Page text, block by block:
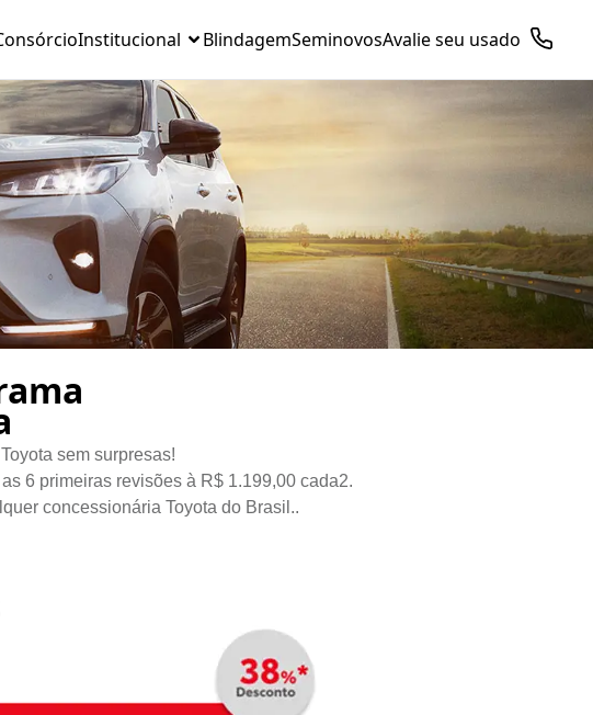
Institucional BlindagemSeminovosAvalie seu usado
sem surpresas!
6 primeiras revisões à R$ 1.199,00 cada2.
concessionária Toyota do Brasil..